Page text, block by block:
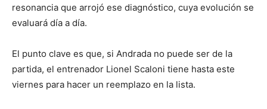
resonancia que arrojó ese diagnóstico, cuya evolución se
evaluará día a día.
El punto clave es que, si Andrada no puede ser de la
partida, el entrenador Lionel Scaloni tiene hasta este
viernes para hacer un reemplazo en la lista.